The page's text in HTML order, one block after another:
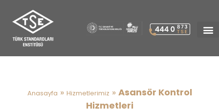
Anasayfa » Hizmetlerimiz » Asansör Kontrol
Hizmetleri